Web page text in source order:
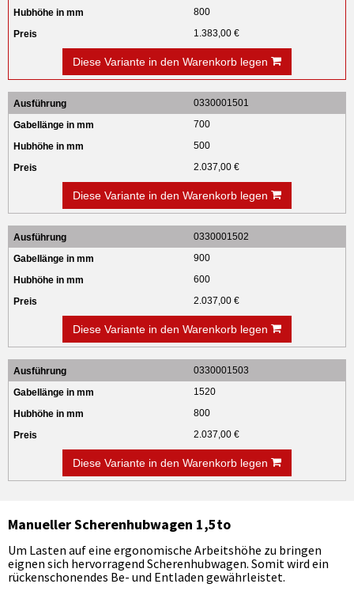
800
1.383,00 €
Diese Variante in den Warenkorb legen
0330001501
700
500
2.037,00 €
Diese Variante in den Warenkorb legen
0330001502
900
600
2.037,00 €
Diese Variante in den Warenkorb legen
0330001503
1520
800
2.037,00 €
Diese Variante in den Warenkorb legen
Manueller Scherenhubwagen 1,5to
Um Lasten auf eine ergonomische Arbeitshöhe zu bringen
eignen sich hervorragend Scherenhubwagen. Somit wird ein
rückenschonendes Be- und Entladen gewährleistet.